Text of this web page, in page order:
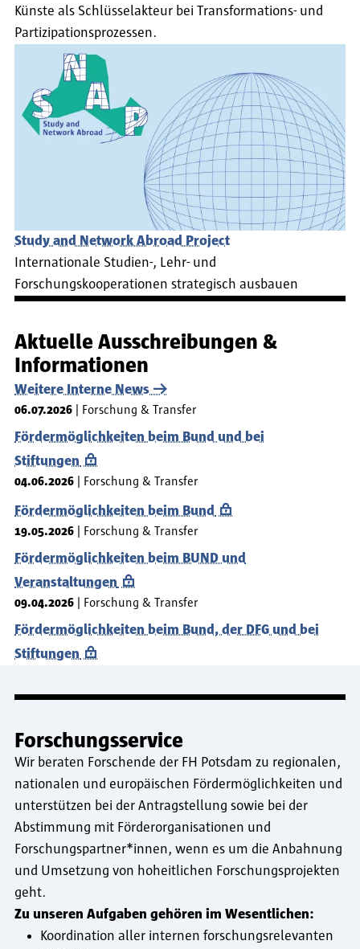
Künste als Schlüsselakteur bei Transformations- und
Partizipationsprozessen.
Study and Network Abroad Project
Internationale Studien-, Lehr- und
Forschungskooperationen strategisch ausbauen
Aktuelle Ausschreibungen &
Informationen
Weitere Interne News
06.07.2026 Forschung & Transfer
Fördermöglichkeiten beim Bund und bei
Stiftungen
04.06.2026 Forschung & Transfer
Fördermöglichkeiten beim Bund
19.05.2026 Forschung & Transfer
Fördermöglichkeiten beim BUND und
Veranstaltungen
09.04.2026 Forschung & Transfer
Fördermöglichkeiten beim Bund, der DFG und bei
Stiftungen
Forschungsservice
Wir beraten Forschende der FH Potsdam zu regionalen,
nationalen und europäischen Fördermöglichkeiten und
unterstützen bei der Antragstellung sowie bei der
Abstimmung mit Förderorganisationen und
Forschungspartner*innen, wenn es um die Anbahnung
und Umsetzung von hoheitlichen Forschungsprojekten
geht.
Zu unseren Aufgaben gehören im Wesentlichen:
Koordination aller internen forschungsrelevanten